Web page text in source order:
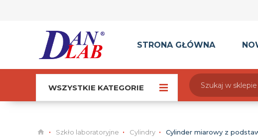
STRONA GŁÓWNA
WSZYSTKIE KATEGORIE
Szkło laboratoryjne Cylindry Cylinder miarowy z